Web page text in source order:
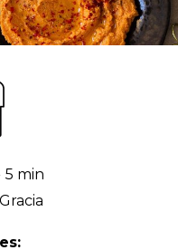
5 min